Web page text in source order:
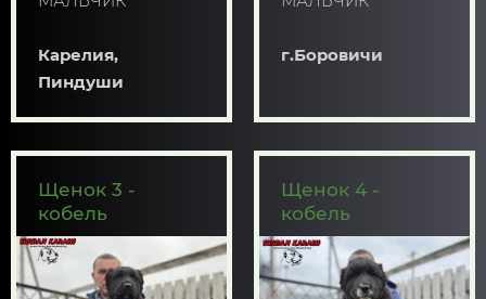
Карелия,
Пиндуши
г.Боровичи
Щенок 3 -
кобель
Щенок 4 -
кобель